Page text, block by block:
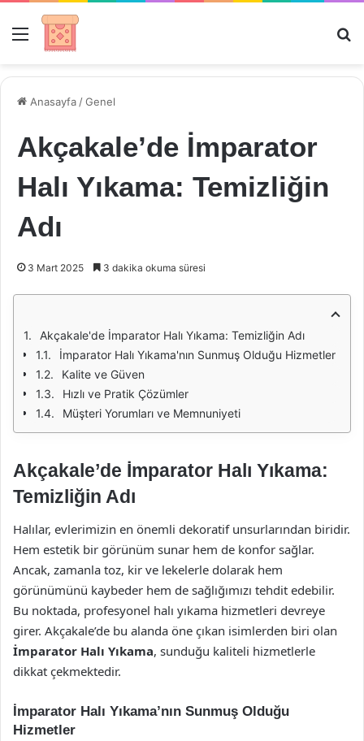
Menü
Anasayfa /Genel
Akçakale’de İmparator
Halı Yıkama: Temizliğin
Adı
3 Mart 2025 3 dakika okuma süresi
Akçakale'de İmparator Halı Yıkama: Temizliğin Adı
İmparator Halı Yıkama'nın Sunmuş Olduğu Hizmetler
Kalite ve Güven
Hızlı ve Pratik Çözümler
Müşteri Yorumları ve Memnuniyeti
Akçakale’de İmparator Halı Yıkama:
Temizliğin Adı
Halılar, evlerimizin en önemli dekoratif unsurlarından biridir.
Hem estetik bir görünüm sunar hem de konfor sağlar.
Ancak, zamanla toz, kir ve lekelerle dolarak hem
görünümünü kaybeder hem de sağlığımızı tehdit edebilir.
Bu noktada, profesyonel halı yıkama hizmetleri devreye
girer. Akçakale’de bu alanda öne çıkan isimlerden biri olan
İmparator Halı Yıkama, sunduğu kaliteli hizmetlerle
dikkat çekmektedir.
İmparator Halı Yıkama’nın Sunmuş Olduğu
Hizmetler